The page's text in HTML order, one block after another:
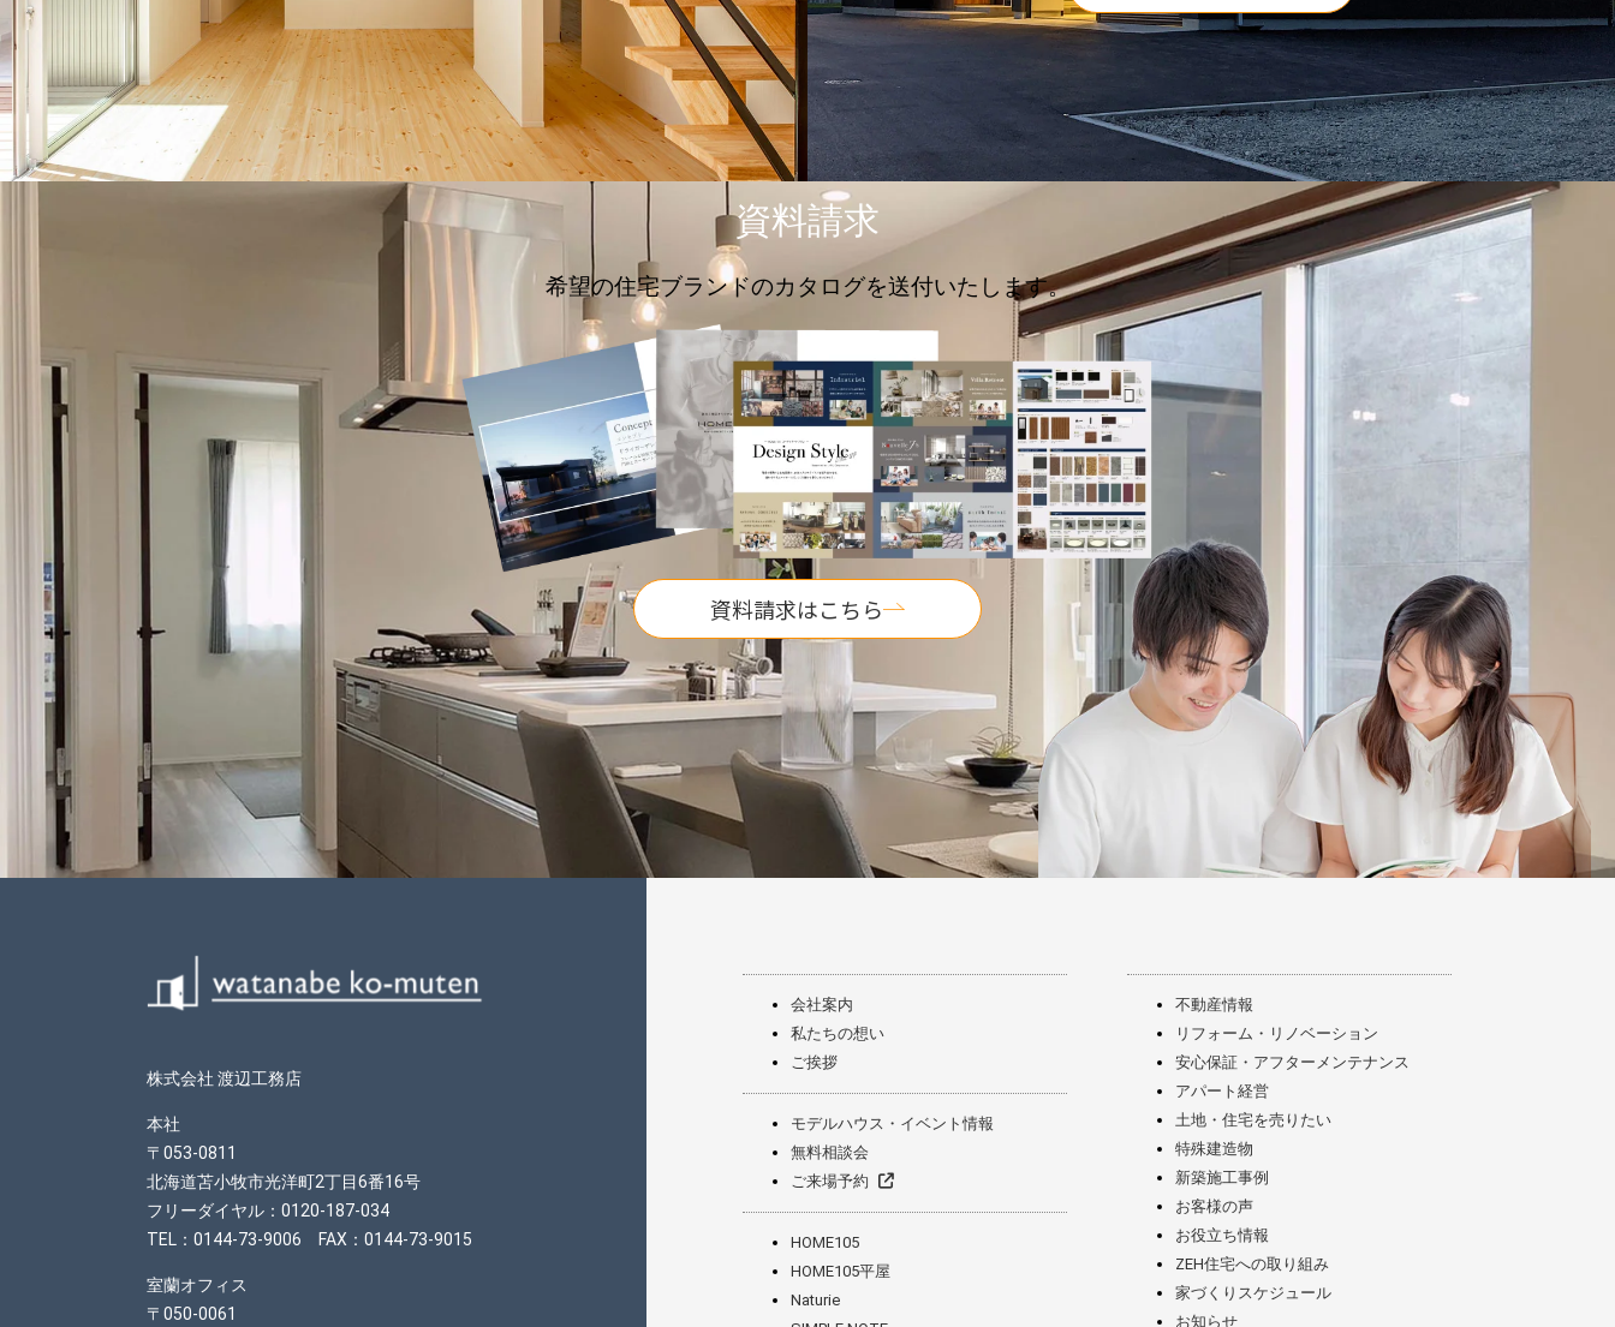
資料請求
希望の住宅ブランドのカタログを送付いたします。
資料請求はこちら
株式会社 渡辺工務店
本社
〒053-0811
北海道苫小牧市光洋町2丁目6番16号
フリーダイヤル：0120-187-034
TEL：0144-73-9006 FAX：0144-73-9015
室蘭オフィス
〒050-0061
会社案内
私たちの想い
ご挨拶
モデルハウス・イベント情報
無料相談会
ご来場予約
HOME105
HOME105平屋
Naturie
不動産情報
リフォーム・リノベーション
安心保証・アフターメンテナンス
アパート経営
土地・住宅を売りたい
特殊建造物
新築施工事例
お客様の声
お役立ち情報
ZEH住宅への取り組み
家づくりスケジュール
お知らせ